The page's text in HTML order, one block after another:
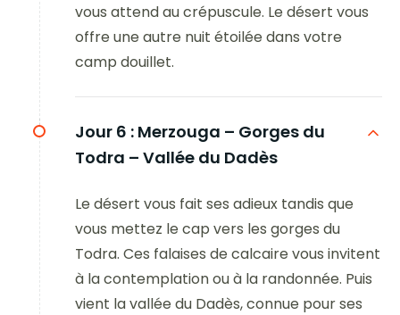
vous attend au crépuscule. Le désert vous
offre une autre nuit étoilée dans votre
camp douillet.
Jour 6 : Merzouga – Gorges du
Todra – Vallée du Dadès
Le désert vous fait ses adieux tandis que
vous mettez le cap vers les gorges du
Todra. Ces falaises de calcaire vous invitent
à la contemplation ou à la randonnée. Puis
vient la vallée du Dadès, connue pour ses